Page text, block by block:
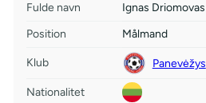
Fulde navn
Ignas Driomovas
Position
Målmand
Klub Panevėžys
Nationalitet